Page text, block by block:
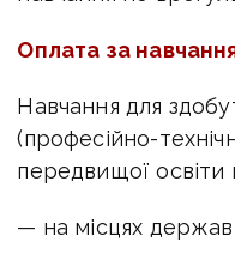
Оплата за
Навчання для
(професійно-
передвищої
— на місцях